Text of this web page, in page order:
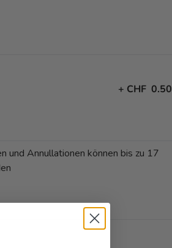
+ CHF 0.50
und Annullationen können bis zu 17